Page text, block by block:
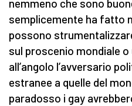
nemmeno che sono
semplicemente ha fatto
possono
sul proscenio mondiale
all’angolo l’avversario
estranee a quelle del
paradosso i gay